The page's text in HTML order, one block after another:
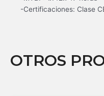
-Certificaciones: Clase
OTROS